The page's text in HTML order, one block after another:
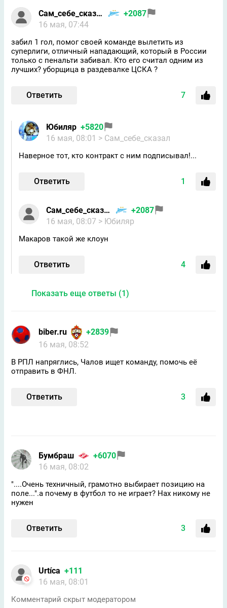
Сам_себе_сказал
+2087
16 мая, 07:44
забил 1 гол, помог своей команде вылетить из
суперлиги, отличный нападающий, который в России
только с пенальти забивал. Кто его считал одним из
лучших? уборщица в раздевалке ЦСКА ?
Ответить 7
Юбиляр +5820
16 мая, 08:01 > Сам_себе_сказал
Наверное тот, кто контракт с ним подписывал!...
Ответить 1
Сам_себе_сказал
+2087
16 мая, 08:07 > Юбиляр
Макаров такой же клоун
Ответить 4
Показать еще ответы (1)
biber.ru
+2839
16 мая, 08:52
В РПЛ напряглись, Чалов ищет команду, помочь её
отправить в ФНЛ.
Ответить 3
Бумбраш
+6070
16 мая, 08:02
"....Очень техничный, грамотно выбирает позицию на
поле...".а почему в футбол то не играет? Нах никому не
нужен
Ответить 3
Urtíсa +111
16 мая, 08:01
Комментарий скрыт модератором